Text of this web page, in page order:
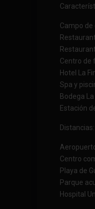
Campo de
Centro de
Hotel La
Spa y
Bodega
Estación
Distancias:
Centro
Playa de
Parque
Hospital